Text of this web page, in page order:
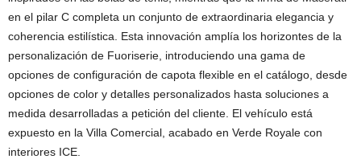
en el pilar C completa un conjunto de extraordinaria elegancia y
coherencia estilística. Esta innovación amplía los horizontes de la
personalización de Fuoriserie, introduciendo una gama de
opciones de configuración de capota flexible en el catálogo, desde
opciones de color y detalles personalizados hasta soluciones a
medida desarrolladas a petición del cliente. El vehículo está
expuesto en la Villa Comercial, acabado en Verde Royale con
interiores ICE.